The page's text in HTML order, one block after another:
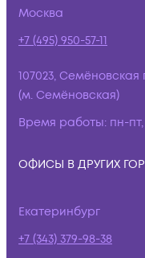
Москва
+7 (495) 950-57-11
107023,
(м. Семёновская)
Время работы: пн-
ОФИСЫ В ДРУГИХ
Екатеринбург
+7 (343) 379-98-38